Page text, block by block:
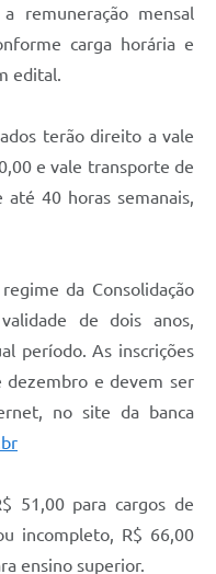
remuneração mensal
carga horária e
edital.
terão direito a vale
e vale transporte de
40 horas semanais,
da Consolidação
de dois anos,
período. As inscrições
dezembro e devem ser
no site da banca
51,00 para cargos de
incompleto, R$ 66,00
ensino superior.